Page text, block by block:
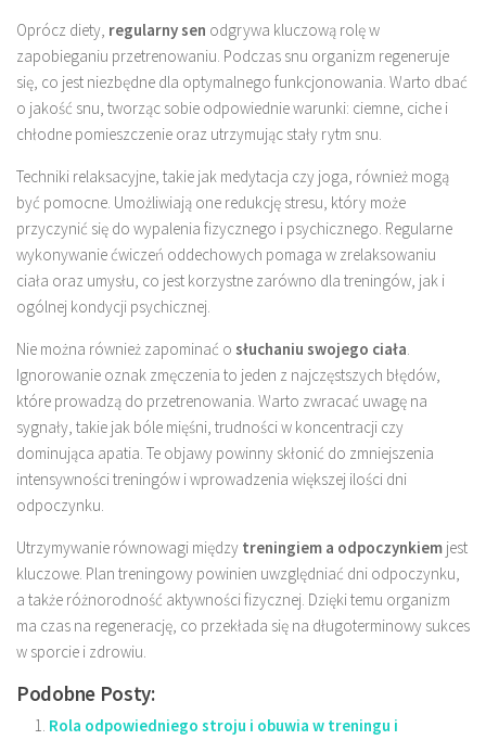
Oprócz diety, regularny sen odgrywa kluczową rolę w
zapobieganiu przetrenowaniu. Podczas snu organizm regeneruje
się, co jest niezbędne dla optymalnego funkcjonowania. Warto dbać
o jakość snu, tworząc sobie odpowiednie warunki: ciemne, ciche i
chłodne pomieszczenie oraz utrzymując stały rytm snu.
Techniki relaksacyjne, takie jak medytacja czy joga, również mogą
być pomocne. Umożliwiają one redukcję stresu, który może
przyczynić się do wypalenia fizycznego i psychicznego. Regularne
wykonywanie ćwiczeń oddechowych pomaga w zrelaksowaniu
ciała oraz umysłu, co jest korzystne zarówno dla treningów, jak i
ogólnej kondycji psychicznej.
Nie można również zapominać o słuchaniu swojego ciała.
Ignorowanie oznak zmęczenia to jeden z najczęstszych błędów,
które prowadzą do przetrenowania. Warto zwracać uwagę na
sygnały, takie jak bóle mięśni, trudności w koncentracji czy
dominująca apatia. Te objawy powinny skłonić do zmniejszenia
intensywności treningów i wprowadzenia większej ilości dni
odpoczynku.
Utrzymywanie równowagi między treningiem a odpoczynkiem jest
kluczowe. Plan treningowy powinien uwzględniać dni odpoczynku,
a także różnorodność aktywności fizycznej. Dzięki temu organizm
ma czas na regenerację, co przekłada się na długoterminowy sukces
w sporcie i zdrowiu.
Podobne Posty:
Rola odpowiedniego stroju i obuwia w treningu i